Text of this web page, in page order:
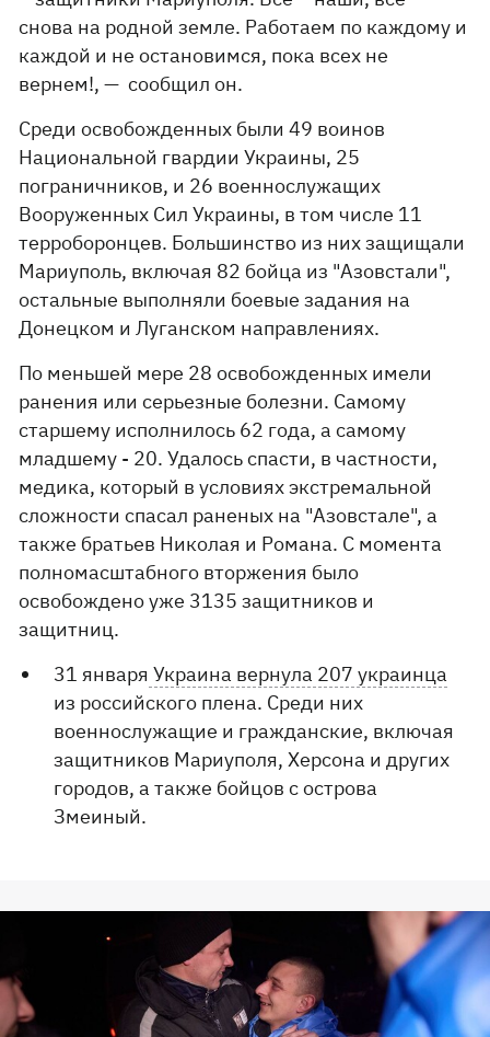
снова на родной земле. Работаем по каждому и
каждой и не остановимся, пока всех не
вернем!, — сообщил он.
Среди освобожденных были 49 воинов
Национальной гвардии Украины, 25
пограничников, и 26 военнослужащих
Вооруженных Сил Украины, в том числе 11
терроборонцев. Большинство из них защищали
Мариуполь, включая 82 бойца из "Азовстали",
остальные выполняли боевые задания на
Донецком и Луганском направлениях.
По меньшей мере 28 освобожденных имели
ранения или серьезные болезни. Самому
старшему исполнилось 62 года, а самому
младшему - 20. Удалось спасти, в частности,
медика, который в условиях экстремальной
сложности спасал раненых на "Азовстале", а
также братьев Николая и Романа. С момента
полномасштабного вторжения было
освобождено уже 3135 защитников и
защитниц.
31 января Украина вернула 207 украинца
из российского плена. Среди них
военнослужащие и гражданские, включая
защитников Мариуполя, Херсона и других
городов, а также бойцов с острова
Змеиный.